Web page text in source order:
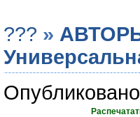
??? »